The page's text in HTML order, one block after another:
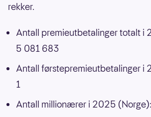
rekker.
Antall premieutbetalinger totalt i
5 081 683
Antall førstepremieutbetalinger i
1
Antall millionærer i 2025 (Norge):